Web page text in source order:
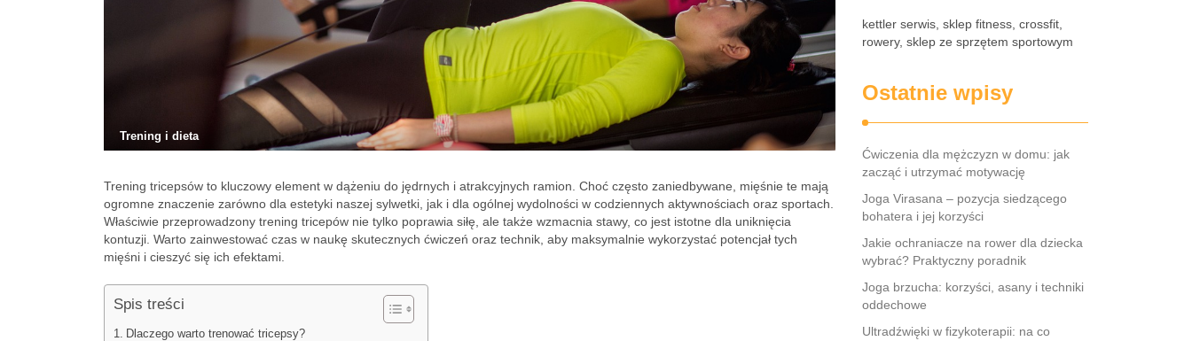
Trening i dieta
Trening tricepsów to kluczowy element w dążeniu do jędrnych i atrakcyjnych ramion. Choć często zaniedbywane, mięśnie te mają
ogromne znaczenie zarówno dla estetyki naszej sylwetki, jak i dla ogólnej wydolności w codziennych aktywnościach oraz sportach.
Właściwie przeprowadzony trening tricepów nie tylko poprawia siłę, ale także wzmacnia stawy, co jest istotne dla uniknięcia
kontuzji. Warto zainwestować czas w naukę skutecznych ćwiczeń oraz technik, aby maksymalnie wykorzystać potencjał tych
mięśni i cieszyć się ich efektami.
Spis treści
Dlaczego warto trenować tricepsy?
kettler serwis, sklep fitness, crossfit,
rowery, sklep ze sprzętem sportowym
Ostatnie wpisy
Ćwiczenia dla mężczyzn w domu: jak
zacząć i utrzymać motywację
Joga Virasana – pozycja siedzącego
bohatera i jej korzyści
Jakie ochraniacze na rower dla dziecka
wybrać? Praktyczny poradnik
Joga brzucha: korzyści, asany i techniki
oddechowe
Ultradźwięki w fizykoterapii: na co